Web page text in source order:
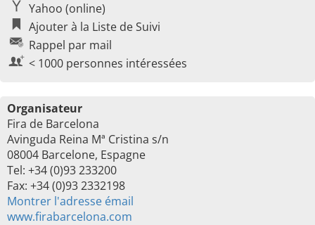
Yahoo (online)
Ajouter à la Liste de Suivi
Rappel par mail
< 1000 personnes intéressées
Organisateur
Fira de Barcelona
Avinguda Reina Mª Cristina s/n
08004 Barcelone, Espagne
Tel: +34 (0)93 233200
Fax: +34 (0)93 2332198
Montrer l'adresse émail
www.firabarcelona.com